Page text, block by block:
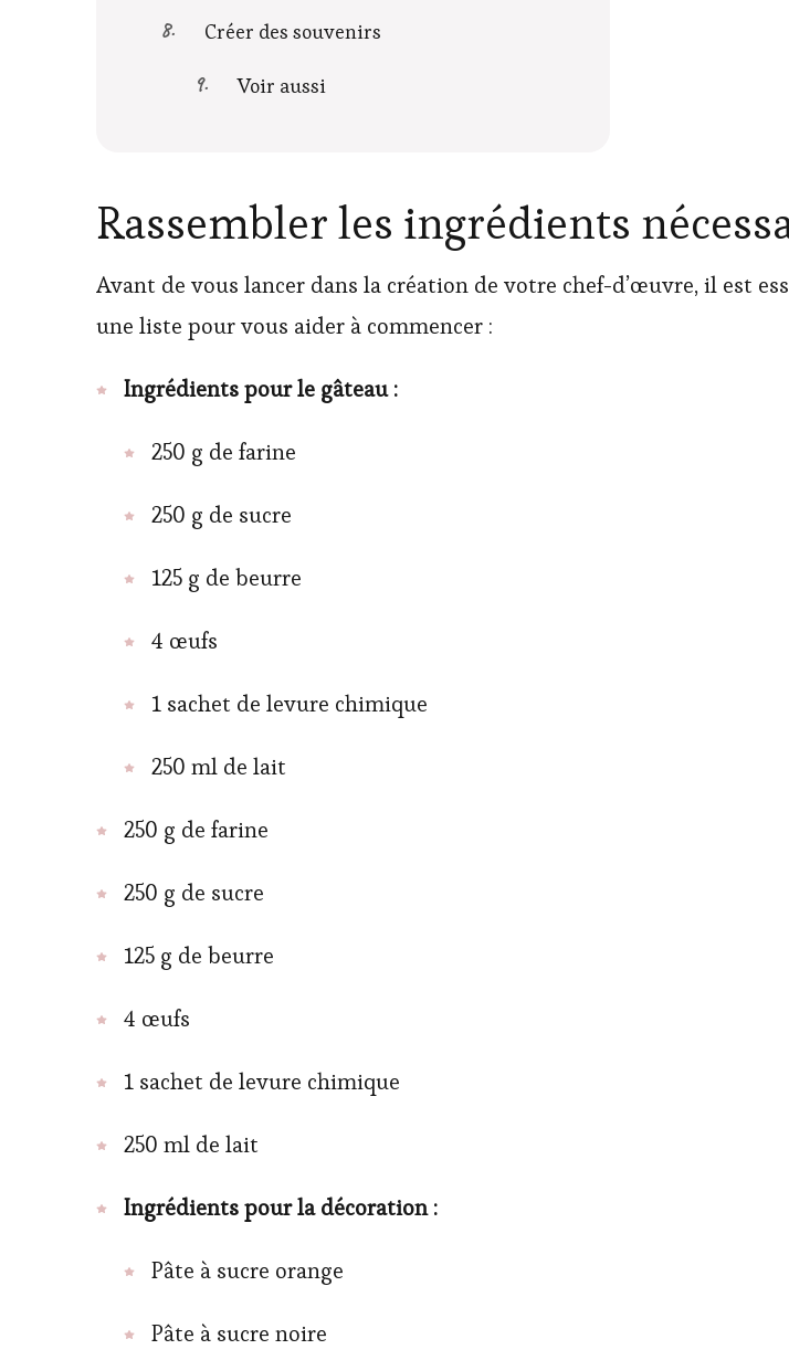
Créer des souvenirs
Voir aussi
Rassembler les ingrédients
Avant de vous lancer dans la création de votre chef-d’œuvre, il est
une liste pour vous aider à commencer :
Ingrédients pour le gâteau :
250 g de farine
250 g de sucre
125 g de beurre
4 œufs
1 sachet de levure chimique
250 ml de lait
250 g de farine
250 g de sucre
125 g de beurre
4 œufs
1 sachet de levure chimique
250 ml de lait
Ingrédients pour la décoration :
Pâte à sucre orange
Pâte à sucre noire